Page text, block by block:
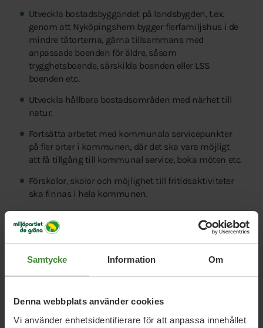
Samtycke Information Om
Denna webbplats använder cookies
Vi använder enhetsidentifierare för att anpassa innehållet
Utveckla bostadsbyggandet på landsbygden, t.ex.
genom att Nyköpingshem bygger flerfamiljshus i de
mindre tätorterna, gärna tillsammans med
anpassade boenden för äldre, såsom
trygghetsboende, särskilda boenden eller LSS
boenden etc.
Utveckla hållbara bostadsområden med närhet till
natur.
Fortsätta arbetet med kommunala servicepunkter
på fler orter i kommunen, där det ska vara möjligt
att få tillgång till kommunal service, boka möten etc.
Förskolor, skolor och möjlighet till fritidsaktiviteter
ska finnas i hela kommunen.
Utveckla kollektivtrafiken på landsbygden.
Skapa tillgänglighet till lokaler för att anordna